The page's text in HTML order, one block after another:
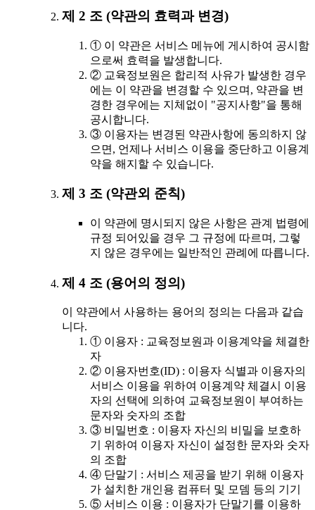
제 2 조 (약관의 효력과 변경)
① 이 약관은 서비스 메뉴에 게시하여 공시함
으로써 효력을 발생합니다.
② 교육정보원은 합리적 사유가 발생한 경우
에는 이 약관을 변경할 수 있으며, 약관을 변
경한 경우에는 지체없이 "공지사항"을 통해
공시합니다.
③ 이용자는 변경된 약관사항에 동의하지 않
으면, 언제나 서비스 이용을 중단하고 이용계
약을 해지할 수 있습니다.
제 3 조 (약관외 준칙)
이 약관에 명시되지 않은 사항은 관계 법령에
규정 되어있을 경우 그 규정에 따르며, 그렇
지 않은 경우에는 일반적인 관례에 따릅니다.
제 4 조 (용어의 정의)
이 약관에서 사용하는 용어의 정의는 다음과 같습
니다.
① 이용자 : 교육정보원과 이용계약을 체결한
자
② 이용자번호(ID) : 이용자 식별과 이용자의
서비스 이용을 위하여 이용계약 체결시 이용
자의 선택에 의하여 교육정보원이 부여하는
문자와 숫자의 조합
③ 비밀번호 : 이용자 자신의 비밀을 보호하
기 위하여 이용자 자신이 설정한 문자와 숫자
의 조합
④ 단말기 : 서비스 제공을 받기 위해 이용자
가 설치한 개인용 컴퓨터 및 모뎀 등의 기기
⑤ 서비스 이용 : 이용자가 단말기를 이용하